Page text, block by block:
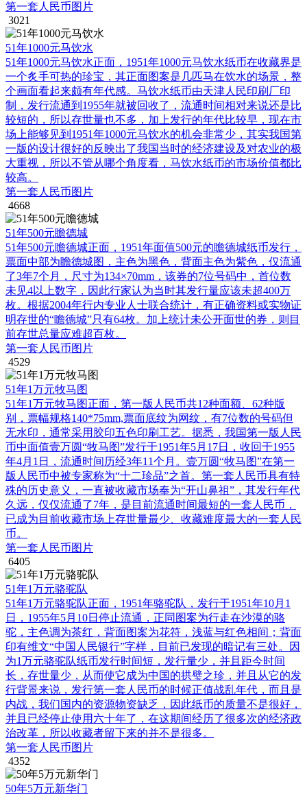
第一套人民币图片
3021
51年1000元马饮水
51年1000元马饮水正面，1951年1000元马饮水纸币在收藏界是
一个炙手可热的珍宝，其正面图案是几匹马在饮水的场景，整
个画面看起来颇有年代感。马饮水纸币由天津人民印刷厂印
制，发行流通到1955年就被回收了，流通时间相对来说还是比
较短的，所以存世量也不多，加上发行的年代比较早，现在市
场上能够见到1951年1000元马饮水的机会非常少，其实我国第
一版的设计很好的反映出了我国当时的经济建设及对农业的极
大重视，所以不管从哪个角度看，马饮水纸币的市场价值都比
较高。
第一套人民币图片
4668
51年500元瞻德城
51年500元瞻德城正面，1951年面值500元的瞻德城纸币发行，
票面中部为瞻德城图，主色为黑色，背面主色为紫色，仅流通
了3年7个月，尺寸为134×70mm，该券的7位号码中，首位数
未见4以上数字，因此行家认为当时其发行量应该未超400万
枚。根据2004年行内专业人士联合统计，有正确资料或实物证
明存世的“瞻德城”只有64枚。加上统计未公开面世的券，则目
前存世总量应难超百枚。
第一套人民币图片
4529
51年1万元牧马图
51年1万元牧马图正面，第一版人民币共12种面额、62种版
别，票幅规格140*75mm,票面底纹为网纹，有7位数的号码但
无水印，通常采用胶印五色印刷工艺。据悉，我国第一版人民
币中面值壹万圆“牧马图”发行于1951年5月17日，收回于1955
年4月1日，流通时间历经3年11个月。壹万圆“牧马图”在第一
版人民币中被专家称为“十二珍品”之首。第一套人民币具有特
殊的历史意义，一直被收藏市场奉为“开山鼻祖”，其发行年代
久远，仅仅流通了7年，是目前流通时间最短的一套人民币，
已成为目前收藏市场上存世量最少、收藏难度最大的一套人民
币。
第一套人民币图片
6405
51年1万元骆驼队
51年1万元骆驼队正面，1951年骆驼队，发行于1951年10月1
日，1955年5月10日停止流通，正同图案为行走在沙漠的骆
驼，主色调为茶红，背面图案为花符，浅蓝与红色相间；背面
印有维文“中国人民银行”字样，目前已发现的暗记有三处。因
为1万元骆驼队纸币发行时间短，发行量少，并且距今时间
长，存世量少，从而使它成为中国的拱璧之珍，并且从它的发
行背景来说，发行第一套人民币的时候正值战乱年代，而且是
内战，我们国内的资源物资缺乏，因此纸币的质量不是很好，
并且已经停止使用六十年了，在这期间经历了很多次的经济政
治改革，所以收藏者留下来的并不是很多。
第一套人民币图片
4352
50年5万元新华门